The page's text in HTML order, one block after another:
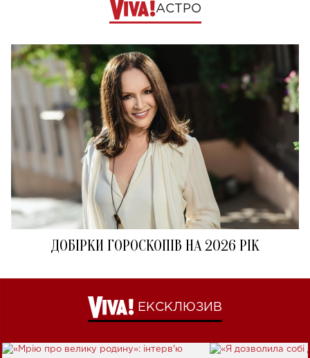
АСТРО
ДОБІРКИ ГОРОСКОПІВ НА 2026 РІК
ЕКСКЛЮЗИВ